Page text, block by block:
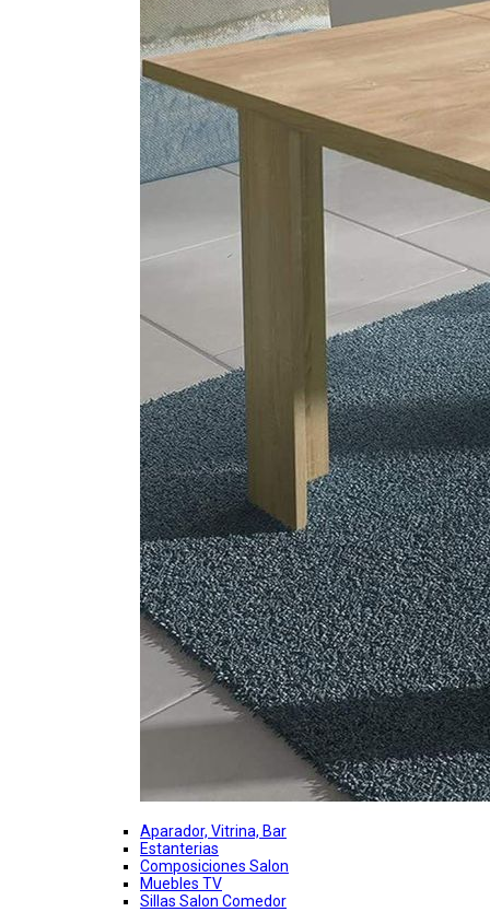
Aparador, Vitrina, Bar
Estanterias
Composiciones Salon
Muebles TV
Sillas Salon Comedor